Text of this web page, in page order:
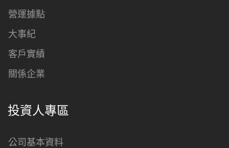
營運據點
大事紀
客戶實績
關係企業
投資人專區
公司基本資料